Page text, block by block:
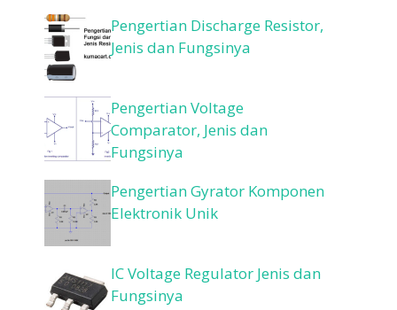
Pengertian Discharge Resistor,
Jenis dan Fungsinya
Pengertian Voltage
Comparator, Jenis dan
Fungsinya
Pengertian Gyrator Komponen
Elektronik Unik
IC Voltage Regulator Jenis dan
Fungsinya